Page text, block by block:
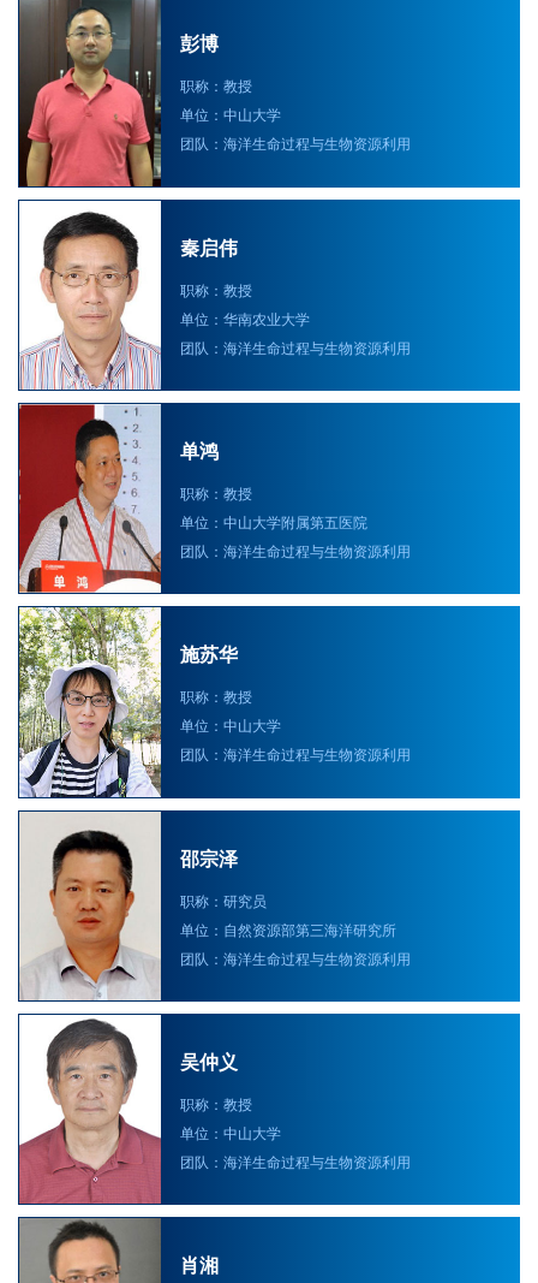
彭博
职称：教授
单位：中山大学
团队：海洋生命过程与生物资源利用
秦启伟
职称：教授
单位：华南农业大学
团队：海洋生命过程与生物资源利用
单鸿
职称：教授
单位：中山大学附属第五医院
团队：海洋生命过程与生物资源利用
施苏华
职称：教授
单位：中山大学
团队：海洋生命过程与生物资源利用
邵宗泽
职称：研究员
单位：自然资源部第三海洋研究所
团队：海洋生命过程与生物资源利用
吴仲义
职称：教授
单位：中山大学
团队：海洋生命过程与生物资源利用
肖湘